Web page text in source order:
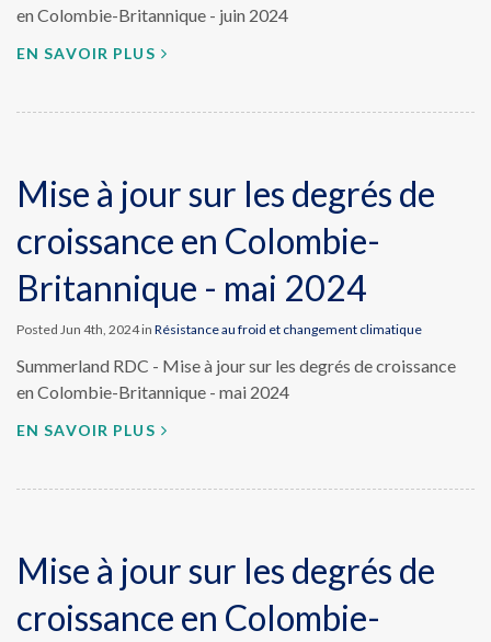
en Colombie-Britannique - juin 2024
EN SAVOIR PLUS
Mise à jour sur les degrés de
croissance en Colombie-
Britannique - mai 2024
Posted Jun 4th, 2024 in Résistance au froid et changement climatique
Summerland RDC - Mise à jour sur les degrés de croissance
en Colombie-Britannique - mai 2024
EN SAVOIR PLUS
Mise à jour sur les degrés de
croissance en Colombie-